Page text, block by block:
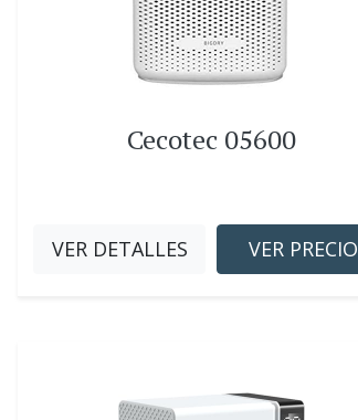
Cecotec 05600
VER DETALLES VER PRECIO